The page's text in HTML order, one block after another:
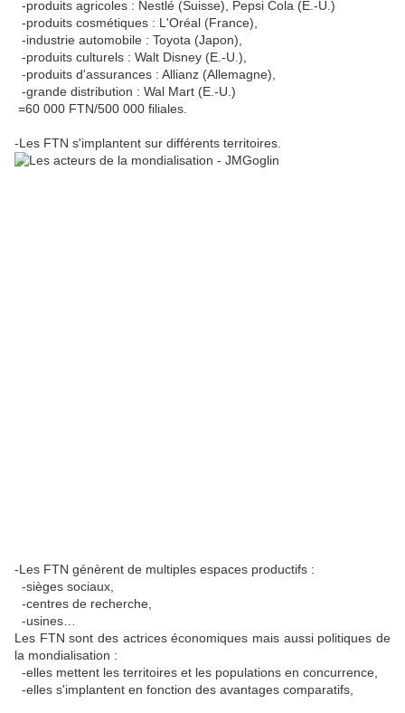
-produits agricoles : Nestlé (Suisse), Pepsi Cola (E.-U.)
-produits cosmétiques : L'Oréal (France),
-industrie automobile : Toyota (Japon),
-produits culturels : Walt Disney (E.-U.),
-produits d'assurances : Allianz (Allemagne),
-grande distribution : Wal Mart (E.-U.)
=60 000 FTN/500 000 filiales.
-Les FTN s'implantent sur différents territoires.
-Les FTN génèrent de multiples espaces productifs :
-sièges sociaux,
-centres de recherche,
-usines…
Les FTN sont des actrices économiques mais aussi politiques de
la mondialisation :
-elles mettent les territoires et les populations en concurrence,
-elles s'implantent en fonction des avantages comparatifs,